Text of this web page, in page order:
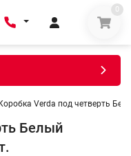
0
Коробка Verda под четверть
Белый